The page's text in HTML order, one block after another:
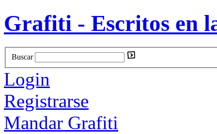
Grafiti - Escritos en
Buscar
Login
Registrarse
Mandar Grafiti